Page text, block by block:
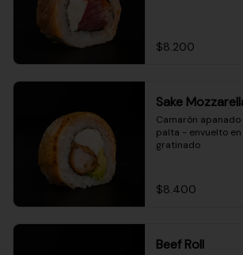
$8.200
Sake
Camarón
palta - envuelto
gratinado
$8.400
Beef Roll